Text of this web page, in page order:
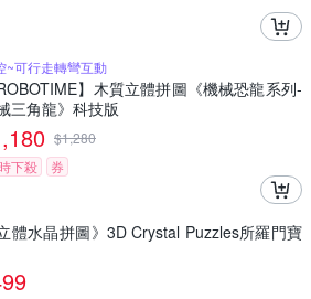
~可行走轉彎互動
ROBOTIME】木質立體拼圖《機械恐龍系列-
三角龍》科技版
$1,280
下殺
券
立體水晶拼圖》3D Crystal Puzzles所羅門寶